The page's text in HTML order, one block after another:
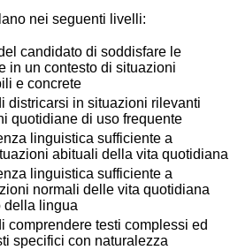
nei seguenti livelli:
candidato di soddisfare le
in un contesto di situazioni
e concrete
districarsi in situazioni rilevanti
quotidiane di uso frequente
linguistica sufficiente a
abituali della vita quotidiana
linguistica sufficiente a
normali delle vita quotidiana
della lingua
comprendere testi complessi ed
specifici con naturalezza